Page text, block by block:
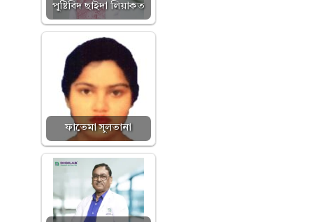
পুষ্টিবিদ ছাইদা লিয়াকত
ফাতেমা সুলতানা